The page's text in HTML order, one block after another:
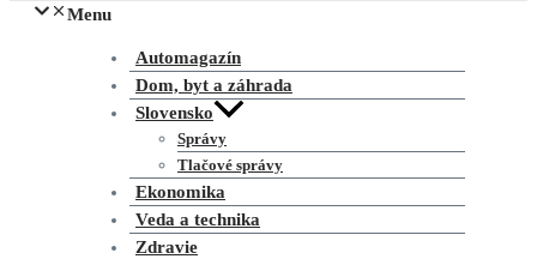
Menu
Automagazín
Dom, byt a záhrada
Slovensko
Správy
Tlačové správy
Ekonomika
Veda a technika
Zdravie